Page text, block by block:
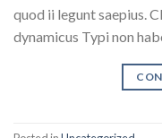
quod ii legunt saepius.
dynamicus Typi non